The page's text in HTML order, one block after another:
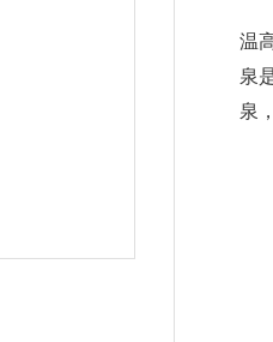
温
泉
泉